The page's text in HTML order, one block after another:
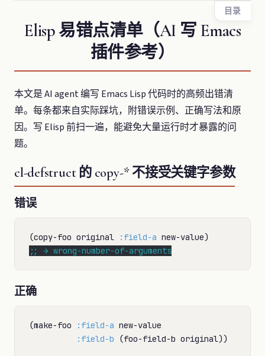
Elisp 易错点清单（AI 写 Emacs
插件参考）
目录
本文是 AI agent 编写 Emacs Lisp 代码时的高频出错清
单。每条都来自实际踩坑，附错误示例、正确写法和原
因。写 Elisp 前扫一遍，能避免大量运行时才暴露的问
题。
cl-defstruct 的 copy-* 不接受关键字参数
错误
(copy-foo original :field-a
;; → wrong-number-of-arguments
正确
(make-foo :field-a new-value
:field-b